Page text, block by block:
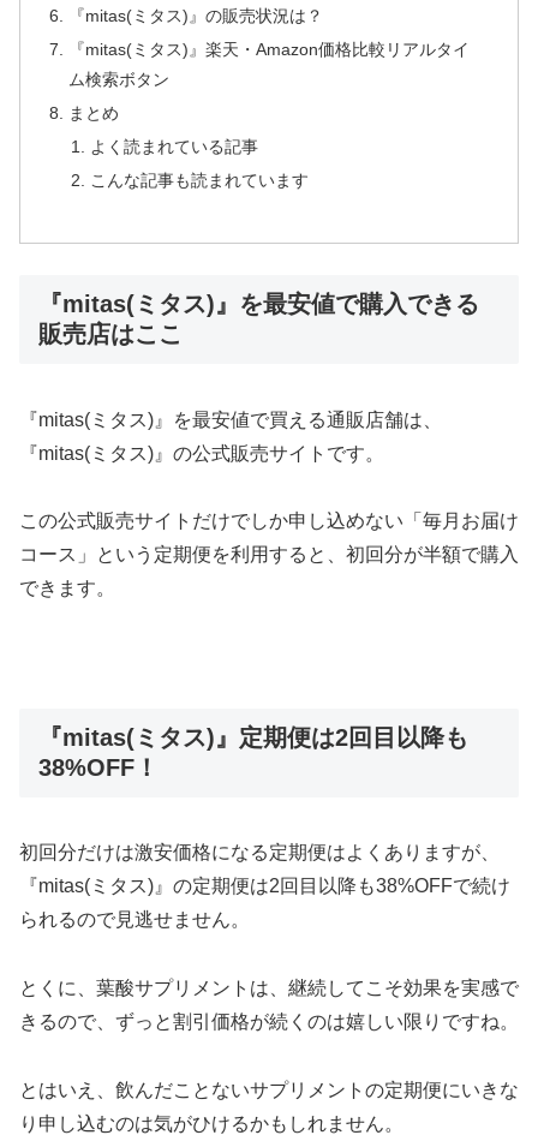
『mitas(ミタス)』の販売状況は？
『mitas(ミタス)』楽天・Amazon価格比較リアルタイ
ム検索ボタン
まとめ
よく読まれている記事
こんな記事も読まれています
『mitas(ミタス)』を最安値で購入できる
販売店はここ
『mitas(ミタス)』を最安値で買える通販店舗は、
『mitas(ミタス)』の公式販売サイトです。
この公式販売サイトだけでしか申し込めない「毎月お届け
コース」という定期便を利用すると、初回分が半額で購入
できます。
『mitas(ミタス)』定期便は2回目以降も
38%OFF！
初回分だけは激安価格になる定期便はよくありますが、
『mitas(ミタス)』の定期便は2回目以降も38%OFFで続け
られるので見逃せません。
とくに、葉酸サプリメントは、継続してこそ効果を実感で
きるので、ずっと割引価格が続くのは嬉しい限りですね。
とはいえ、飲んだことないサプリメントの定期便にいきな
り申し込むのは気がひけるかもしれません。